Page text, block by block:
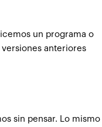
un programa o
anteriores
sin pensar. Lo mismo